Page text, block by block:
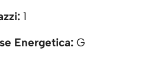
1
Energetica: G